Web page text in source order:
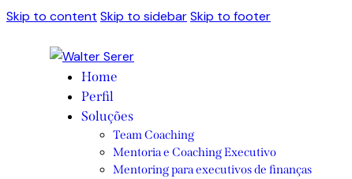
Skip to content Skip to sidebarSkip to footer
Home
Perfil
Soluções
Team Coaching
Mentoria e Coaching Executivo
Mentoring para executivos de finanças